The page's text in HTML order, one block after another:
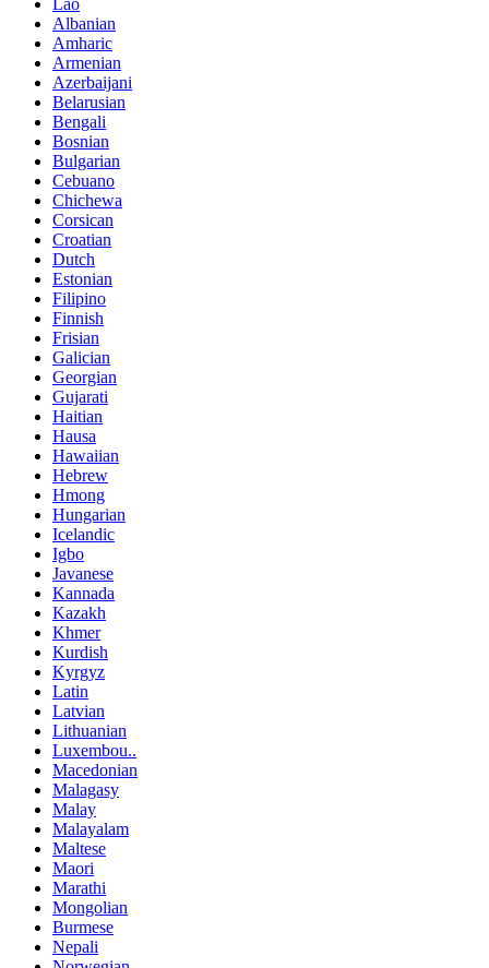
Lao
Albanian
Amharic
Armenian
Azerbaijani
Belarusian
Bengali
Bosnian
Bulgarian
Cebuano
Chichewa
Corsican
Croatian
Dutch
Estonian
Filipino
Finnish
Frisian
Galician
Georgian
Gujarati
Haitian
Hausa
Hawaiian
Hebrew
Hmong
Hungarian
Icelandic
Igbo
Javanese
Kannada
Kazakh
Khmer
Kurdish
Kyrgyz
Latin
Latvian
Lithuanian
Luxembou..
Macedonian
Malagasy
Malay
Malayalam
Maltese
Maori
Marathi
Mongolian
Burmese
Nepali